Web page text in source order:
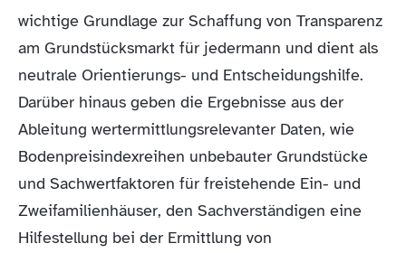
ggf. Erbbauvertrag oder Übergabevertrag oder
wichtige Grundlage zur Schaffung von Transparenz
am Grundstücksmarkt für jedermann und dient als
neutrale Orientierungs- und Entscheidungshilfe.
Darüber hinaus geben die Ergebnisse aus der
Ableitung wertermittlungsrelevanter Daten, wie
Bodenpreisindexreihen unbebauter Grundstücke
und Sachwertfaktoren für freistehende Ein- und
Zweifamilienhäuser, den Sachverständigen eine
Hilfestellung bei der Ermittlung von